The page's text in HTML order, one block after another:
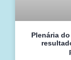
Plenária